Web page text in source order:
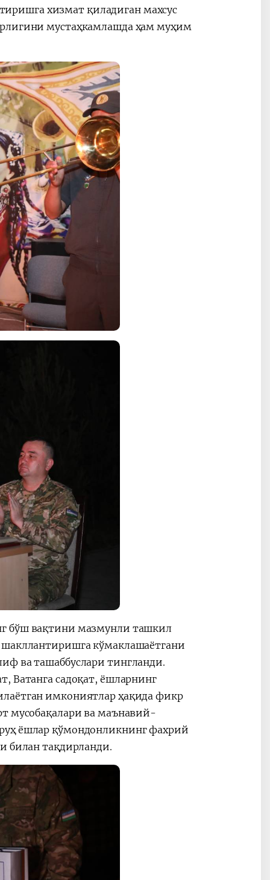
хизмат қиладиган махсус
мустаҳкамлашда ҳам муҳим
бўш вақтини мазмунли ташкил
кўмаклашаётгани
ва ташаббуслари тингланди.
Ватанга садоқат, ёшларнинг
имкониятлар ҳақида фикр
мусобақалари ва маънавий-
ёшлар қўмондонликнинг фахрий
билан тақдирланди.